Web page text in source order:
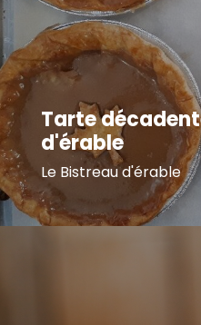
Tarte
d'érable
Le Bistreau d'érable